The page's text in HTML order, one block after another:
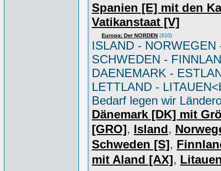
Spanien [E] mit den
Vatikanstaat [V]
Europa: Der NORDEN (610)
ISLAND - NORWEGEN
SCHWEDEN -
DAENEMARK -
LETTLAND -
Bedarf legen wir
Dänemark [DK] mit
[GRO], Island,
Schweden [S],
mit Aland [AX],